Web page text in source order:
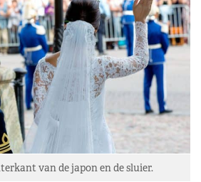
van de japon en de sluier.